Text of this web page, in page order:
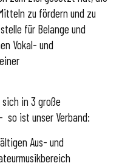
zu fördern und zu
für Belange und
Vokal- und
in 3 große
so ist unser Verband:
Aus- und